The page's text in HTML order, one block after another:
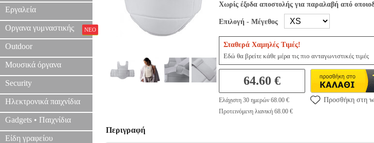
Εργαλεία
Οργανα γυμναστικής ΝΕΟ
Outdoor
Μουσικά όργανα
Security
Ηλεκτρονικά παιχνίδια
Gadgets • Παιχνίδια
Είδη γραφείου
Χωρίς έξοδα αποστολής για παραλαβή από
Επιλογή - Μέγεθος
Σταθερά Χαμηλές Τιμές!
Εδώ θα βρείτε κάθε μέρα τις πιο ανταγωνιστικές τιμές
64.60 €
Ελάχιστη 30 ημερών 68.00 €
Προτεινόμενη λιανική 68.00 €
Προσθήκη στη
Περιγραφή